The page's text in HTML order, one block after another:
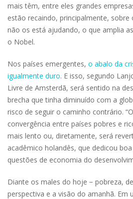
mais têm, entre eles grandes
estão recaindo, principalmente, sobre
não os está ajudando, o que amplia
o Nobel.
Nos países emergentes, o abalo da
igualmente duro. E isso, segundo
Livre de Amsterdã, será sentido na
brecha que tinha diminuído com a
risco de seguir o caminho contrário.
convergência entre países pobres e
mais lento ou, diretamente, será
acadêmico holandês, que dedicou
questões de economia do
Diante os males do hoje − pobreza,
perspectiva e a visão do amanhã. Em